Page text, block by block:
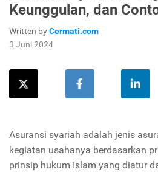
Keunggulan, dan
Written byCermati.com
3 Juni 2024
Asuransi syariah adalah jenis
kegiatan usahanya berdasarkan
prinsip hukum Islam yang diatur